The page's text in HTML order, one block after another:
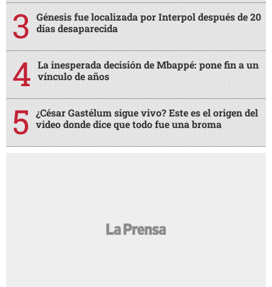
Génesis fue localizada por Interpol después de 20
días desaparecida
La inesperada decisión de Mbappé: pone fin a un
vínculo de años
¿César Gastélum sigue vivo? Este es el origen del
video donde dice que todo fue una broma